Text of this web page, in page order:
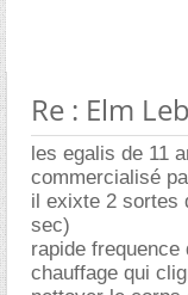
Re : Elm
les egalis de 11
commercialisé
il exixte 2 sortes
sec)
rapide
chauffage qui